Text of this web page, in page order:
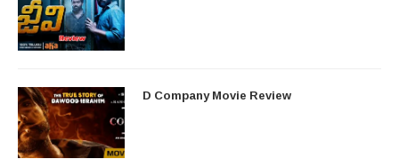
D Company Movie Review